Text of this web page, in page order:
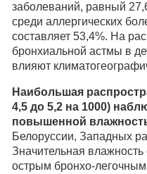
заболеваний, равный
среди аллергических
составляет 53,4%. На
бронхиальной астмы в
влияют
Наибольшая
4,5 до 5,2 на 1000)
повышенной
Белоруссии, Западных
Значительная
острым бронхо-